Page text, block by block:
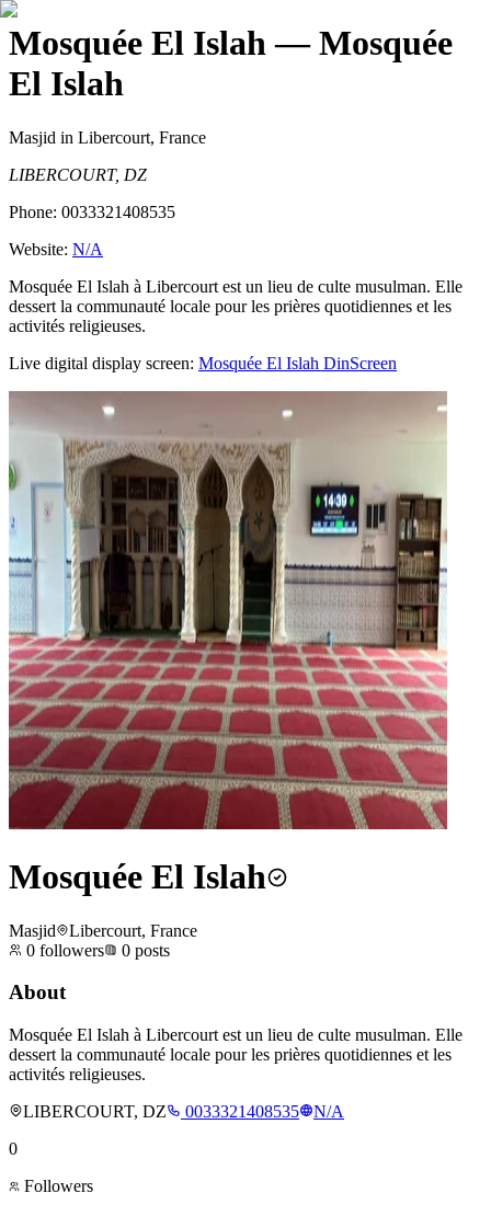
Mosquée El Islah— Mosquée
El Islah
Masjid in Libercourt, France
LIBERCOURT, DZ
Phone: 0033321408535
Website: N/A
Mosquée El Islah à Libercourt est un lieu de culte musulman. Elle
dessert la communauté locale pour les prières quotidiennes et les
activités religieuses.
Live digital display screen: Mosquée El Islah DinScreen
Mosquée El Islah
Masjid
Libercourt, France
0 followers 0 posts
About
Mosquée El Islah à Libercourt est un lieu de culte musulman. Elle
dessert la communauté locale pour les prières quotidiennes et les
activités religieuses.
LIBERCOURT, DZ
0033321408535
N/A
0
Followers